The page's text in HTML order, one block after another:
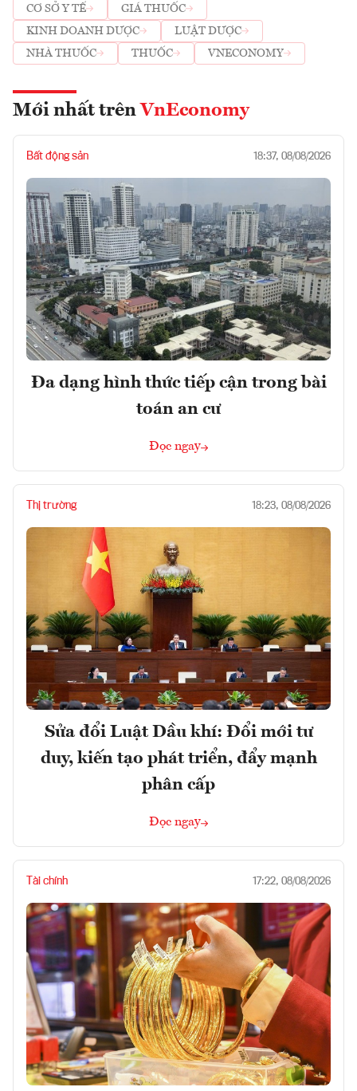
CƠ SỞ Y TẾ
GIÁ THUỐC
KINH DOANH DƯỢC
LUẬT DƯỢC
NHÀ THUỐC
THUỐC VNECONOMY
Mới nhất trên VnEconomy
Bất động sản 18:37, 08/08/2026
Đa dạng hình thức tiếp cận trong bài
toán an cư
Đọc ngay
Thị trường 18:23, 08/08/2026
Sửa đổi Luật Dầu khí: Đổi mới tư
duy, kiến tạo phát triển, đẩy mạnh
phân cấp
Đọc ngay
Tài chính 17:22, 08/08/2026